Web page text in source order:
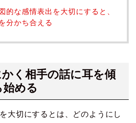
的な感情表出を大切にすると、
分かち合える
く相手の話に耳を傾
める
大切にするとは、どのようにし